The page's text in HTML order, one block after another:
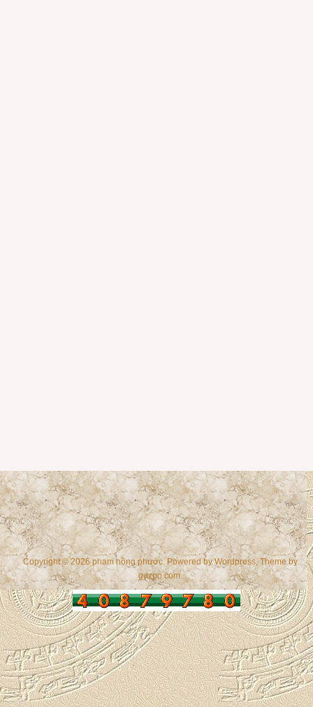
Copyright © 2026 phạm hồng phước. Powered byWordpress, Theme by
gazpo.com.